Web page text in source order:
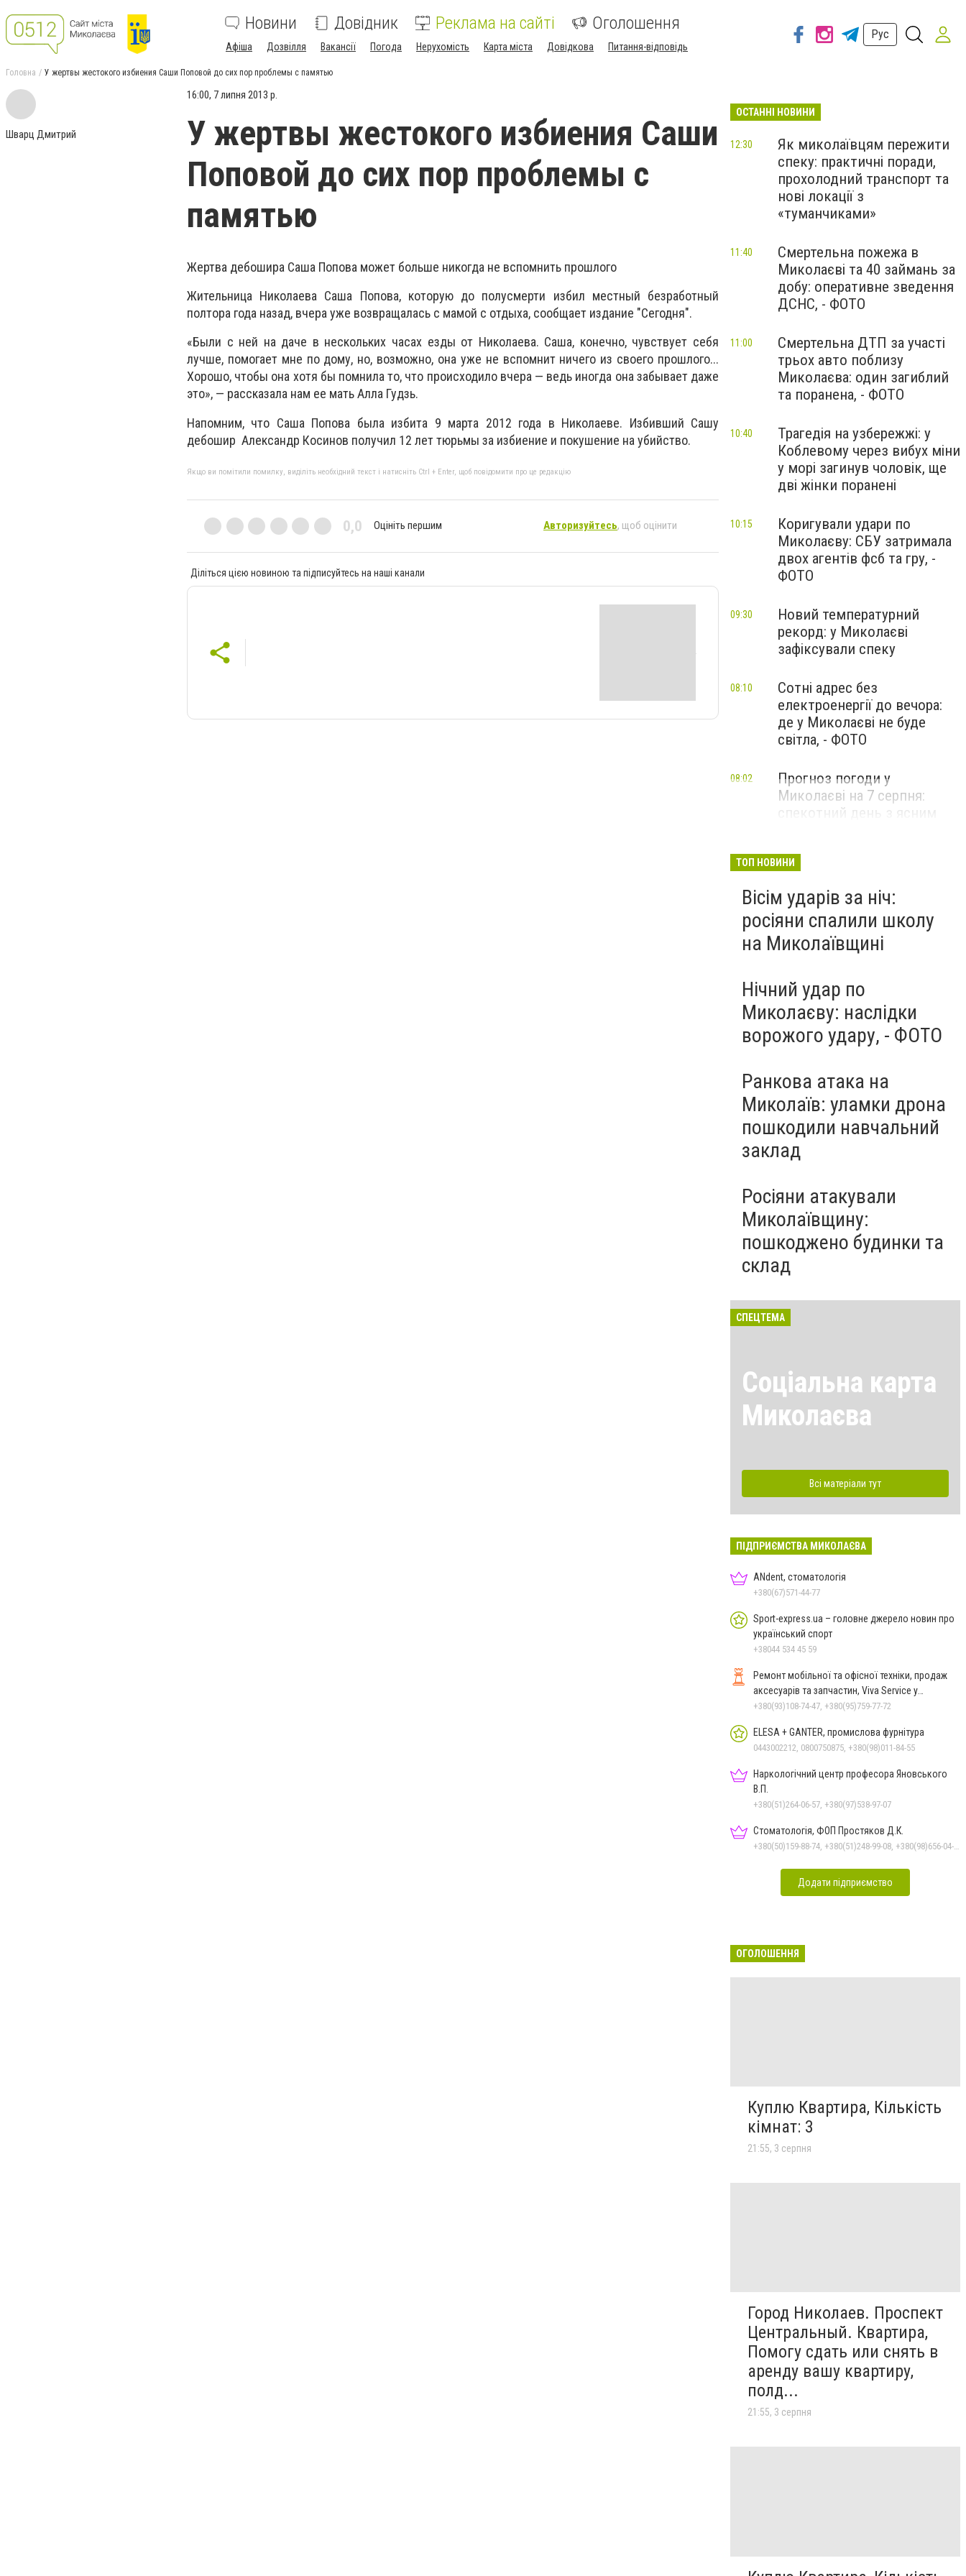
Новини Довідник Реклама на сайті Оголошення
Афіша Дозвілля Вакансії Погода Нерухомість Карта міста Довідкова Питання-відповідь
Рус
Головна У жертвы жестокого избиения Саши Поповой до сих пор проблемы с памятью
Шварц Дмитрий
16:00, 7 липня 2013 р.
У жертвы жестокого избиения Саши
Поповой до сих пор проблемы с
памятью
Жертва дебошира Саша Попова может больше никогда не вспомнить прошлого
Жительница Николаева Саша Попова, которую до полусмерти избил местный безработный
полтора года назад, вчера уже возвращалась с мамой с отдыха, сообщает издание "Сегодня".
«Были с ней на даче в нескольких часах езды от Николаева. Саша, конечно, чувствует себя
лучше, помогает мне по дому, но, возможно, она уже не вспомнит ничего из своего прошлого...
Хорошо, чтобы она хотя бы помнила то, что происходило вчера — ведь иногда она забывает даже
это», — рассказала нам ее мать Алла Гудзь.
Напомним, что Саша Попова была избита 9 марта 2012 года в Николаеве. Избивший Сашу
дебошир Александр Косинов получил 12 лет тюрьмы за избиение и покушение на убийство.
Якщо ви помітили помилку, виділіть необхідний текст і натисніть Ctrl + Enter, щоб повідомити про це редакцію
0,0 Оцініть першим Авторизуйтесь, щоб оцінити
Діліться цією новиною та підписуйтесь на наші канали
ОСТАННІ НОВИНИ
Як миколаївцям пережити
спеку: практичні поради,
прохолодний транспорт та
нові локації з
«туманчиками»
12:30
Смертельна пожежа в
Миколаєві та 40 займань за
добу: оперативне зведення
ДСНС, - ФОТО
11:40
Смертельна ДТП за участі
трьох авто поблизу
Миколаєва: один загиблий
та поранена, - ФОТО
11:00
Трагедія на узбережжі: у
Коблевому через вибух міни
у морі загинув чоловік, ще
дві жінки поранені
10:40
Коригували удари по
Миколаєву: СБУ затримала
двох агентів фсб та гру, -
ФОТО
10:15
Новий температурний
рекорд: у Миколаєві
зафіксували спеку
09:30
Сотні адрес без
електроенергії до вечора:
де у Миколаєві не буде
світла, - ФОТО
08:10
Прогноз погоди у
Миколаєві на 7 серпня:
спекотний день з ясним
08:02
ТОП НОВИНИ
Вісім ударів за ніч:
росіяни спалили школу
на Миколаївщині
Нічний удар по
Миколаєву: наслідки
ворожого удару, - ФОТО
Ранкова атака на
Миколаїв: уламки дрона
пошкодили навчальний
заклад
Росіяни атакували
Миколаївщину:
пошкоджено будинки та
склад
СПЕЦТЕМА
Соціальна карта
Миколаєва
Всі матеріали тут
ПІДПРИЄМСТВА МИКОЛАЄВА
ANdent, стоматологія
+380(67)571-44-77
Sport-express.ua – головне джерело новин про
український спорт
+38044 534 45 59
Ремонт мобільної та офісної техніки, продаж
аксесуарів та запчастин, Viva Service у
Миколаєві
+380(93)108-74-47, +380(95)759-77-72
ELESA + GANTER, промислова фурнітура
0443002212, 0800750875, +380(98)011-84-55
Наркологічний центр професора Яновського
В.П.
+380(51)264-06-57, +380(97)538-97-07
Стоматологія, ФОП Простяков Д.К.
Додати підприємство
ОГОЛОШЕННЯ
Куплю Квартира, Кількість
кімнат: 3
21:55, 3 серпня
Город Николаев. Проспект
Центральный. Квартира,
Помогу сдать или снять в
аренду вашу квартиру,
полд...
21:55, 3 серпня